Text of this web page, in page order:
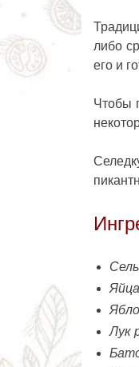
либо
его и
Чтобы
Лук